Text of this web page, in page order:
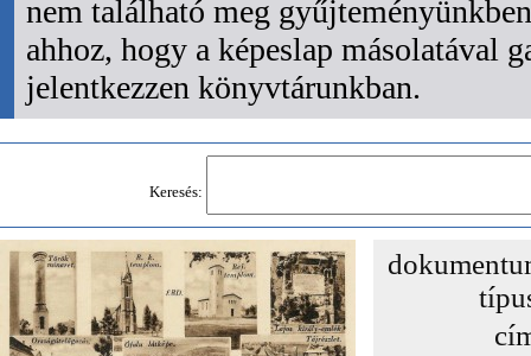
nem található meg
ahhoz, hogy a képeslap másolatával
jelentkezzen könyvtárunkban.
Keresés: